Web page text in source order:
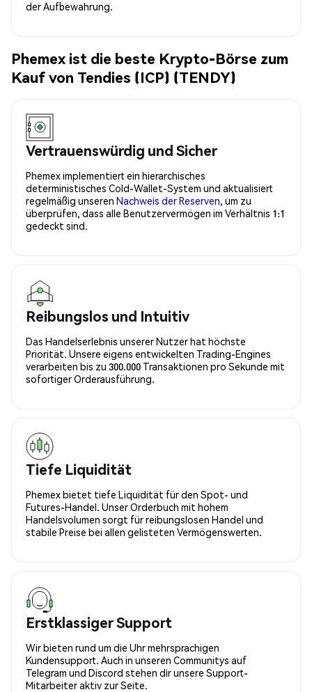
der Aufbewahrung.
Phemex ist die beste Krypto-Börse zum
Kauf von Tendies (ICP) (TENDY)
Vertrauenswürdig und Sicher
Phemex implementiert ein hierarchisches
deterministisches Cold-Wallet-System und aktualisiert
regelmäßig unseren Nachweis der Reserven, um zu
überprüfen, dass alle Benutzervermögen im Verhältnis 1:1
gedeckt sind.
Reibungslos und Intuitiv
Das Handelserlebnis unserer Nutzer hat höchste
Priorität. Unsere eigens entwickelten Trading-Engines
verarbeiten bis zu 300.000 Transaktionen pro Sekunde mit
sofortiger Orderausführung.
Tiefe Liquidität
Phemex bietet tiefe Liquidität für den Spot- und
Futures-Handel. Unser Orderbuch mit hohem
Handelsvolumen sorgt für reibungslosen Handel und
stabile Preise bei allen gelisteten Vermögenswerten.
Erstklassiger Support
Wir bieten rund um die Uhr mehrsprachigen
Kundensupport. Auch in unseren Communitys auf
Telegram und Discord stehen dir unsere Support-
Mitarbeiter aktiv zur Seite.